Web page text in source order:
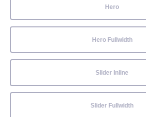
Hero
Hero Fullwidth
Slider Inline
Slider Fullwidth